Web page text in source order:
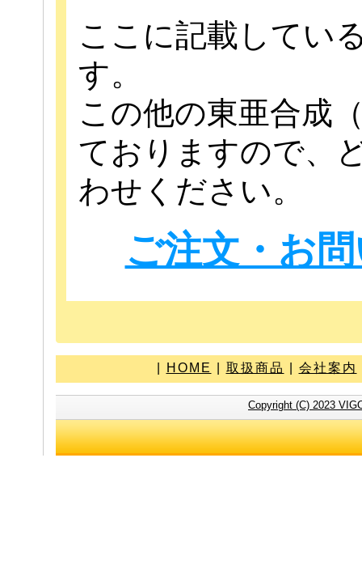
ここに記載してい
す。
この他の東亜合成
ておりますので、
わせください。
ご注文・お
HOME 取扱商品 会社案内
Copyright (C) 2023